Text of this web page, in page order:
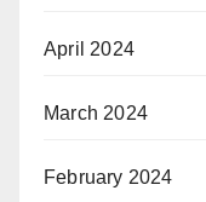
April 2024
March 2024
February 2024